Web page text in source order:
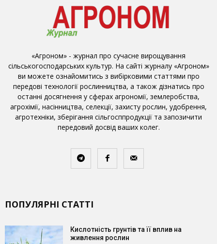
«Агроном» - журнал про сучасне вирощування
сільськогосподарських культур. На сайті журналу «Агроном»
ви можете ознайомитись з вибірковими статтями про
передові технології рослинництва, а також дізнатись про
останні досягнення у сферах агрономії, землеробства,
агрохімії, насінництва, селекції, захисту рослин, удобрення,
агротехніки, зберігання сільгосппродукції та запозичити
передовий досвід ваших колег.
ПОПУЛЯРНІ СТАТТІ
Кислотність грунтів та її вплив на
живлення рослин